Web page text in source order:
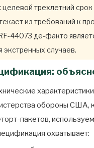
целевой трехлетний
из требований к
44073 де-факто
случаев.
обороны США,
пакетов,
охватывает: